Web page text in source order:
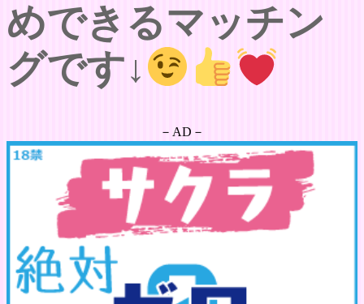
めできるマッチン
グです↓
－AD－